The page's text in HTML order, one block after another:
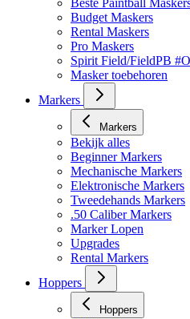
Bekijk alles
Beste Paintball Maskers
Budget Maskers
Rental Maskers
Pro Maskers
Spirit Field/FieldPB
Masker toebehoren
Markers
Markers
Bekijk alles
Beginner Markers
Mechanische Markers
Elektronische Markers
Tweedehands Markers
.50 Caliber Markers
Marker Lopen
Upgrades
Rental Markers
Hoppers